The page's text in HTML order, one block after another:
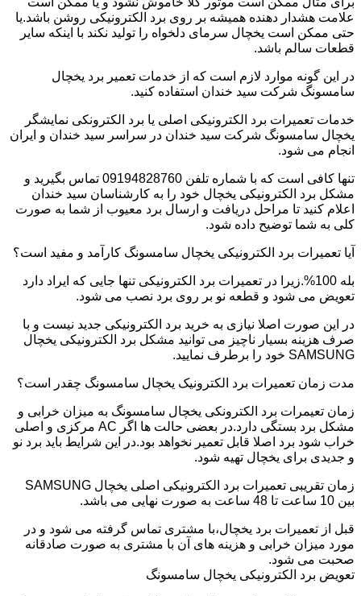
علامت هشدار دهنده همیشه بر روی برد الکترونیکی روشن باشد.یا
حتی ممکن است یخچال سرمای دلخواه را تولید نکند با اینکه سایر
قطعات سالم باشد.
در این گونه موارد لازم است که از خدمات تعمیر برد یخچال
سامسونگ شرکت سید خندان استفاده کنید.
خدمات تعمیرات برد الکترونیکی اصلی یا برد الکترونکی نمایشگر
یخچال سامسونگ شرکت سید خندان در سراسر سید خندان و ایران
انجام می شود.
تنها کافی است که با شماره تلفن 09194828760 تماس بگیرید و
مشکل برد الکترونیکی یخچال خود را به کارشناسان سید خندان
اعلام کنید تا مراحل دریافت و ارسال برد معیوب از شما به صورت
کلی به شما توضیح داده شود.
آیا تعمیرات برد الکترونیکی یخچال سامسونگ کارآمد و مفید است؟
بله 100%.زیرا در تعمیرات برد الکترونیکی تنها جایی که ایراد دارد
تعویض می شود و قطعه نو بر روی برد نصب می شود.
در این صورت اصلا نیازی به خرید برد الکترونیکی جدید نیست و با
صرف هزینه بسیار ناچیز می توانید مشکل برد الکترونیکی یخچال
SAMSUNG خود را برطرف نمایید.
مدت زمان تعمیرات برد الکترونیک یخچال سامسونگ چقدر است؟
زمان تعیمرات برد الکترونکی یخچال سامسونگ به میزان خرابی و
مشکل برد بستگی دارد.در بعضی حالت ها اگر AC مرکزی و اصلی
خراب شود برد اصلا قابل تعمیر نخواهد بود.در این شرایط باید برد نو
و جدیدی برای یخچال تهیه شود.
زمان تقریبی تعمیرات برد الکترونیکی اصلی یخچال SAMSUNG
بین 10 ساعت تا 48 ساعت به صورت نهایی می باشد.
قبل از تعمیرات برد یخچال،با مشتری تماس گرفته می شود و در
مورد میزان خرابی و هزینه های آن با مشتری به صورت صادقانه
صحبت می شود.
تعویض برد الکترونیکی یخچال سامسونگ